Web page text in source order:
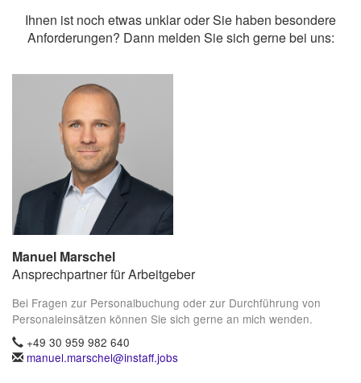
Ihnen ist noch etwas unklar oder Sie haben besondere
Anforderungen? Dann melden Sie sich gerne bei uns:
Manuel Marschel
Ansprechpartner für Arbeitgeber
Bei Fragen zur Personalbuchung oder zur Durchführung von
Personaleinsätzen können Sie sich gerne an mich wenden.
+49 30 959 982 640
manuel.marschel@instaff.jobs